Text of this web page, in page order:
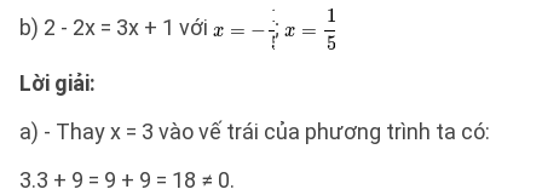
b) 2 - 2x = 3x + 1 với ;
Lời giải:
a) - Thay x = 3 vào vế trái của phương trình ta có:
3.3 + 9 = 9 + 9 = 18 ≠ 0.